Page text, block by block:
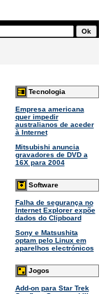
Tecnologia
Empresa americana
quer impedir
australianos de aceder
à Internet
Mitsubishi anuncia
gravadores de DVD a
16X para 2004
Software
Falha de segurança no
Internet Explorer expõe
dados do Clipboard
Sony e Matsushita
optam pelo Linux em
aparelhos electrónicos
Jogos
Add-on para Star Trek